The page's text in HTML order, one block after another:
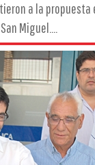
a la
Miguel....